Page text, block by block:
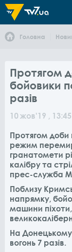
Головна
Протягом
бойовики
разів
10 жов'19 , 13:45
Протягом
режим
гранатомети
калібру та
прес-служба
Поблизу
напрямку,
машини
На
вогонь 7 разів.